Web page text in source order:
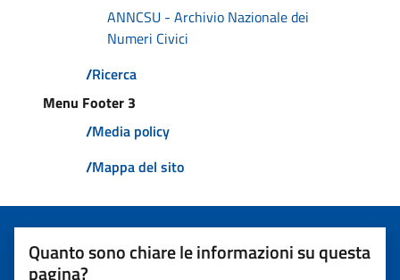
ANNCSU - Archivio Nazionale dei
Numeri Civici
/Ricerca
Menu Footer 3
/Media policy
/Mappa del sito
Quanto sono chiare le informazioni su questa
pagina?